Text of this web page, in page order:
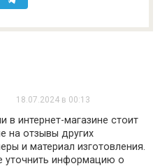
18.07.2024 в 00:13
в интернет-магазине стоит
на отзывы других
и материал изготовления.
уточнить информацию о